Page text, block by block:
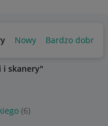
Nowy Bardzo dobry
i skanery"
(6)